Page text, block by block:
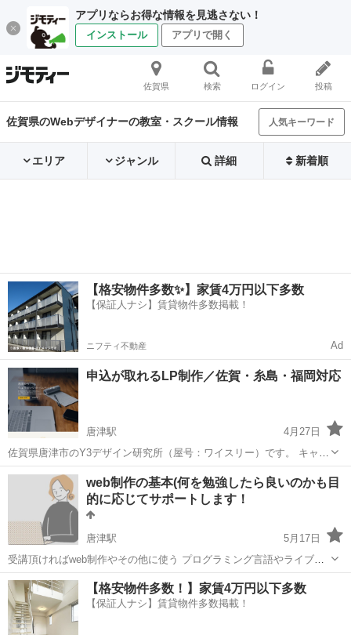
アプリならお得な情報を見逃さない！
インストール アプリで開く
佐賀県 検索 ログイン 投稿
佐賀県のWebデザイナーの教室・スクール情報 人気キーワード
エリア ジャンル 詳細 新着順
【格安物件多数✨】家賃4万円以下多数
【保証人ナシ】賃貸物件多数掲載！
ニフティ不動産 Ad
申込が取れるLP制作／佐賀・糸島・福岡対応
唐津駅
4月27日
佐賀県唐津市のY3デザイン研究所（屋号：ワイスリー）です。 キャン
ペーン・新商品・予約獲得用のLP（ランディングページ）を制作して
います。 ◆ こんな方におすすめ ・新商品の販促ページが欲しい ・期
間限定キャンペ...
佐賀 唐津市 唐津駅 Webデザイナー WordPress
web制作の基本(何を勉強したら良いのかも目
的に応じてサポートします！
唐津駅
5月17日
受講頂ければweb制作やその他に使う プログラミング言語やライブラ
リのそれぞれの特徴をお話した上で生徒さん一人一人の目的に応じて
何を勉強したらいいのかという所から一緒に考えて行きましょう！ 金
額: 勉強することに応じて生徒...
佐賀 唐津駅 Webデザイナー JavaScript
【格安物件多数！】家賃4万円以下多数
【保証人ナシ】賃貸物件多数掲載！